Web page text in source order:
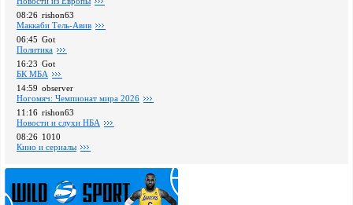
08:26 rishon63
Маккаби Тель-Авив
06:45 Got
Политика
16:23 Got
БК МБА
14:59 observer
Ногомяч: Чемпионат мира 2026
11:16 rishon63
Новости и слухи НБА
08:26 1010
Кино и сериалы